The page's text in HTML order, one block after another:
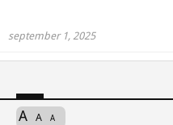
september 1, 2025
A A A